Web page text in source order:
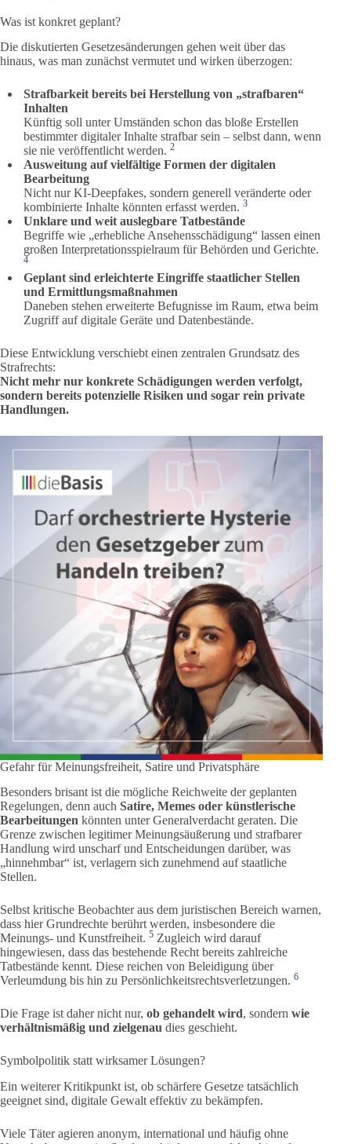
Was ist konkret geplant?
Die diskutierten Gesetzesänderungen gehen weit über das
hinaus, was man zunächst vermutet und wirken überzogen:
Strafbarkeit bereits bei Herstellung von „strafbaren“
Inhalten
Künftig soll unter Umständen schon das bloße Erstellen
bestimmter digitaler Inhalte strafbar sein – selbst dann, wenn
sie nie veröffentlicht werden.2
Ausweitung auf vielfältige Formen der digitalen
Bearbeitung
Nicht nur KI-Deepfakes, sondern generell veränderte oder
kombinierte Inhalte könnten erfasst werden.3
Unklare und weit auslegbare Tatbestände
Begriffe wie „erhebliche Ansehensschädigung“ lassen einen
großen Interpretationsspielraum für Behörden und Gerichte.
4
Geplant sind erleichterte Eingriffe staatlicher Stellen
und Ermittlungsmaßnahmen
Daneben stehen erweiterte Befugnisse im Raum, etwa beim
Zugriff auf digitale Geräte und Datenbestände.
Diese Entwicklung verschiebt einen zentralen Grundsatz des
Strafrechts:
Nicht mehr nur konkrete Schädigungen werden verfolgt,
sondern bereits potenzielle Risiken und sogar rein private
Handlungen.
Gefahr für Meinungsfreiheit, Satire und Privatsphäre
Besonders brisant ist die mögliche Reichweite der geplanten
Regelungen, denn auch Satire, Memes oder künstlerische
Bearbeitungen könnten unter Generalverdacht geraten. Die
Grenze zwischen legitimer Meinungsäußerung und strafbarer
Handlung wird unscharf und Entscheidungen darüber, was
„hinnehmbar“ ist, verlagern sich zunehmend auf staatliche
Stellen.
Selbst kritische Beobachter aus dem juristischen Bereich warnen,
dass hier Grundrechte berührt werden, insbesondere die
Meinungs- und Kunstfreiheit. 5 Zugleich wird darauf
hingewiesen, dass das bestehende Recht bereits zahlreiche
Tatbestände kennt. Diese reichen von Beleidigung über
Verleumdung bis hin zu Persönlichkeitsrechtsverletzungen. 6
Die Frage ist daher nicht nur, ob gehandelt wird, sondern wie
verhältnismäßig und zielgenau dies geschieht.
Symbolpolitik statt wirksamer Lösungen?
Ein weiterer Kritikpunkt ist, ob schärfere Gesetze tatsächlich
geeignet sind, digitale Gewalt effektiv zu bekämpfen.
Viele Täter agieren anonym, international und häufig ohne